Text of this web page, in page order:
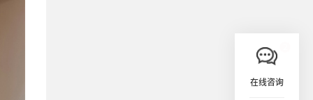
在线咨询